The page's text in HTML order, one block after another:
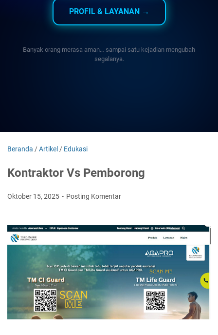
PROFIL & LAYANAN →
Banyak orang merasa aman… sampai satu kejadian mengubah
segalanya.
Beranda /Artikel / Edukasi
Kontraktor Vs Pemborong
Oktober 15, 2025 Posting Komentar